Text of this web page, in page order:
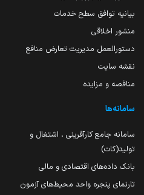
بیانیه توافق سطح خدمات
منشور اخلاقی
دستورالعمل مدیریت تعارض منافع
نقشه سایت
مناقصه و مزایده
سامانه‌ها
سامانه جامع کارآفرینی ، اشتغال و
تولید(کات)
بانک داده‌های اقتصادی و مالی
تارنمای پنجره واحد محیط‌های آزمون